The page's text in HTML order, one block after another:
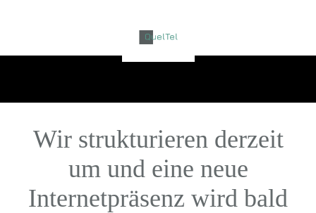
Wir strukturieren derzeit
um und eine neue
Internetpräsenz wird bald